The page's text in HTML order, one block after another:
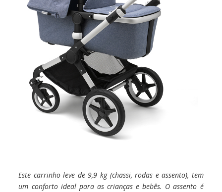
Este carrinho leve de 9,9 kg (chassi, rodas e assento), tem
um conforto ideal para as crianças e bebês. O assento é